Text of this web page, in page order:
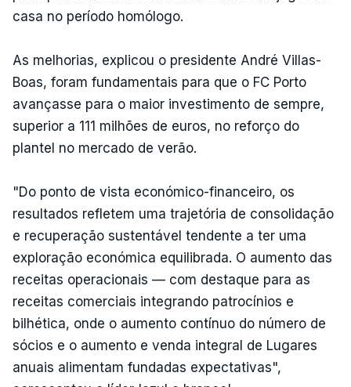
casa no período homólogo.
As melhorias, explicou o presidente André Villas-
Boas, foram fundamentais para que o FC Porto
avançasse para o maior investimento de sempre,
superior a 111 milhões de euros, no reforço do
plantel no mercado de verão.
"Do ponto de vista económico-financeiro, os
resultados refletem uma trajetória de consolidação
e recuperação sustentável tendente a ter uma
exploração económica equilibrada. O aumento das
receitas operacionais — com destaque para as
receitas comerciais integrando patrocínios e
bilhética, onde o aumento contínuo do número de
sócios e o aumento e venda integral de Lugares
anuais alimentam fundadas expectativas",